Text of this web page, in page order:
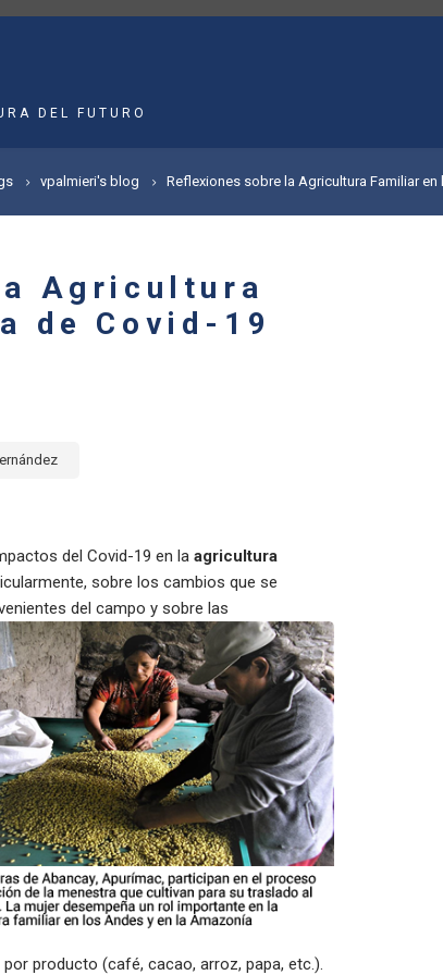
DEL FUTURO
vpalmieri's blog Reflexiones sobre la Agricultura Familiar en
Agricultura
de Covid-19
del Covid-19 en la agricultura
sobre los cambios que se
del campo y sobre las
producto (café, cacao, arroz, papa, etc.).